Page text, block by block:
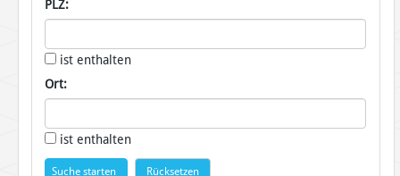
PLZ:
ist enthalten
Ort:
ist enthalten